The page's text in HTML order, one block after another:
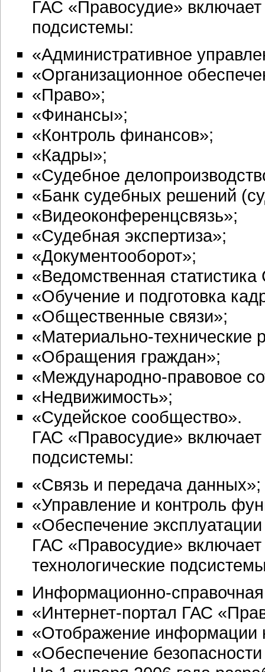
ГАС «Правосудие»
подсистемы:
«Административное
«Организационное
«Право»;
«Финансы»;
«Контроль финансов»;
«Кадры»;
«Судебное
«Банк судебных решений
«Видеоконференцсвязь»;
«Судебная экспертиза»;
«Документооборот»;
«Ведомственная
«Обучение и подготовка
«Общественные связи»;
«Материально-технические
«Обращения граждан»;
«Международно-правовое
«Недвижимость»;
«Судейское сообщество».
ГАС «Правосудие»
подсистемы:
«Связь и передача данных»;
«Управление и контроль
«Обеспечение
ГАС «Правосудие»
технологические
Информационно-
«Интернет-портал ГАС
«Отображение информации
«Обеспечение